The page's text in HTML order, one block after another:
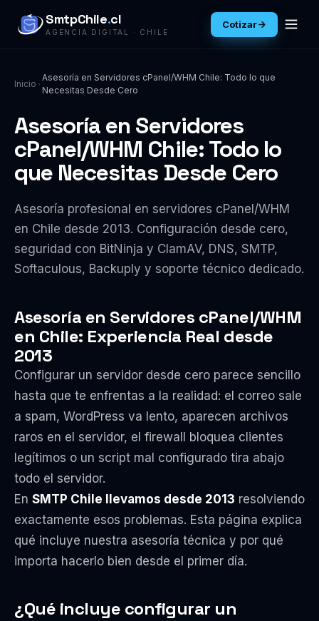
SmtpChile.cl
AGENCIA DIGITAL · CHILE
Cotizar
Inicio
Asesoría en Servidores cPanel/WHM Chile: Todo lo que
Necesitas Desde Cero
Asesoría en Servidores
cPanel/WHM Chile: Todo lo
que Necesitas Desde Cero
Asesoría profesional en servidores cPanel/WHM
en Chile desde 2013. Configuración desde cero,
seguridad con BitNinja y ClamAV, DNS, SMTP,
Softaculous, Backuply y soporte técnico dedicado.
Asesoría en Servidores cPanel/WHM
en Chile: Experiencia Real desde
2013
Configurar un servidor desde cero parece sencillo
hasta que te enfrentas a la realidad: el correo sale
a spam, WordPress va lento, aparecen archivos
raros en el servidor, el firewall bloquea clientes
legítimos o un script mal configurado tira abajo
todo el servidor.
En SMTP Chile llevamos desde 2013 resolviendo
exactamente esos problemas. Esta página explica
qué incluye nuestra asesoría técnica y por qué
importa hacerlo bien desde el primer día.
¿Qué incluye configurar un